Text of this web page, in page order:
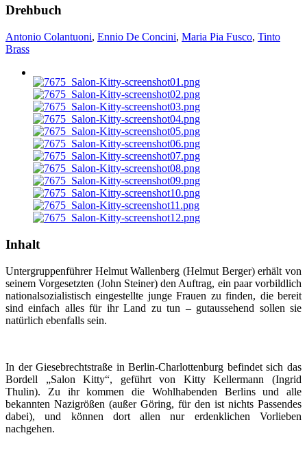
Drehbuch
Antonio Colantuoni, Ennio De Concini, Maria Pia Fusco, Tinto
Brass
Inhalt
Untergruppenführer Helmut Wallenberg (Helmut Berger) erhält von
seinem Vorgesetzten (John Steiner) den Auftrag, ein paar vorbildlich
nationalsozialistisch eingestellte junge Frauen zu finden, die bereit
sind einfach alles für ihr Land zu tun – gutaussehend sollen sie
natürlich ebenfalls sein.
In der Giesebrechtstraße in Berlin-Charlottenburg befindet sich das
Bordell „Salon Kitty“, geführt von Kitty Kellermann (Ingrid
Thulin). Zu ihr kommen die Wohlhabenden Berlins und alle
bekannten Nazigrößen (außer Göring, für den ist nichts Passendes
dabei), und können dort allen nur erdenklichen Vorlieben
nachgehen.